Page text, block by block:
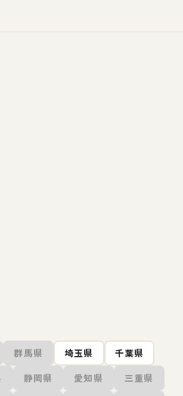
群馬県 埼玉県
千葉県
静岡県 愛知県
三重県